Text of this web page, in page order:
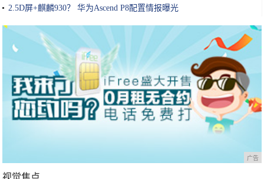
2.5D屏+麒麟930？ 华为Ascend P8配置情报曝光
广告